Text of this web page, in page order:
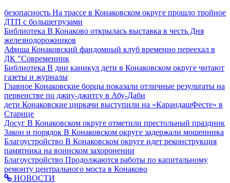
безопасность На трассе в Конаковском округе прошло тройное
ДТП с большегрузами
Библиотека В Конаково открылась выставка в честь Дня
железнодорожников
Афиша Конаковский фандомный клуб временно переехал в
ДК "Современник
Библиотека В дни каникул дети в Конаковском округе читают
газеты и журналы
Главное Конаковские борцы показали отличные результаты на
первенстве по джиу-джитсу в Абу-Даби
дети Конаковские циркачи выступили на «КарандашФесте» в
Старице
Досуг В Конаковском округе отметили престольный праздник
Закон и порядок В Конаковском округе задержали мошенника
Благоустройство В Конаковском округе идет реконструкция
памятника на воинском захоронении
Благоустройство Продолжаются работы по капитальному
ремонту центрального моста в Конаково
НОВОСТИ